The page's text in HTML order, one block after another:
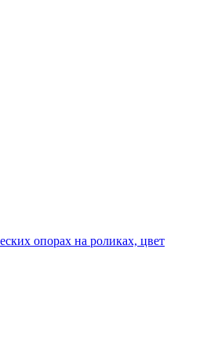
опорах на роликах, цвет